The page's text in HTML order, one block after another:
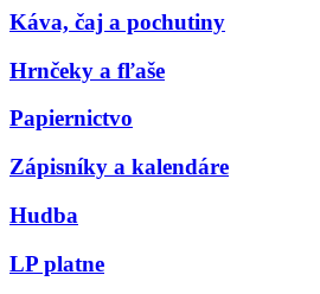
Káva, čaj a pochutiny
Hrnčeky a fľaše
Papiernictvo
Zápisníky a kalendáre
Hudba
LP platne